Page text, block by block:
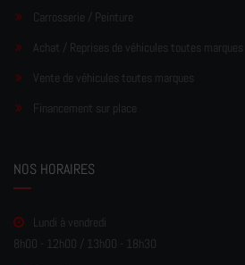
Carrosserie / Peinture
Achat / Reprises de véhicules toutes marques
Vente de véhicules toutes marques
Financement sur place
NOS HORAIRES
Lundi à vendredi
8h00 - 12h00 / 13h00 - 18h30